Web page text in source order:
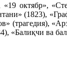
октябр»,
(1823),
«Балиқчи ва